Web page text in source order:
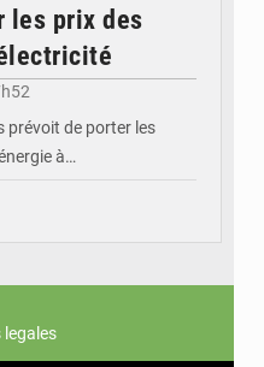
les prix des
prévoit de porter les
à…
legales